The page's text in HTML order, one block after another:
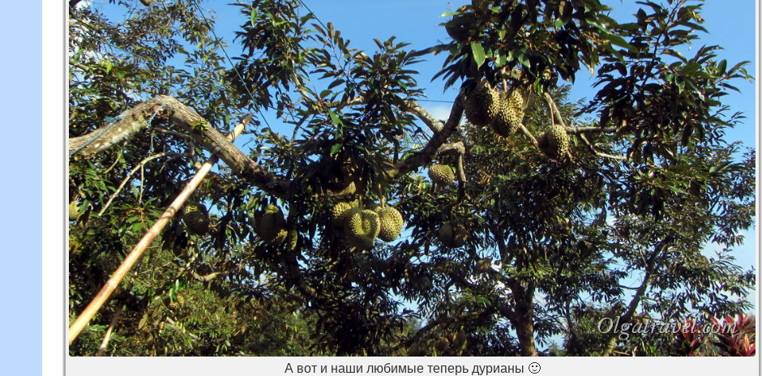
А вот и наши любимые теперь дурианы 🙂